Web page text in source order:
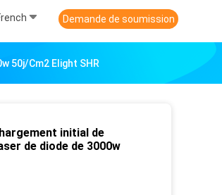
Demande de soumission
50j/Cm2 Elight SHR
initial de
de diode de 3000w